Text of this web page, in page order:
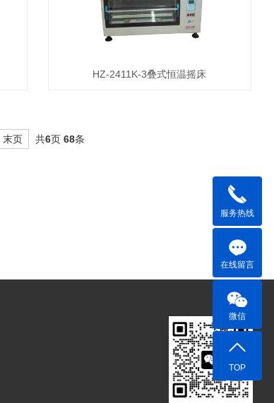
HZ-2411K-3叠式恒温摇床
末页 共6页68条
服务热线
在线留言
微信
TOP